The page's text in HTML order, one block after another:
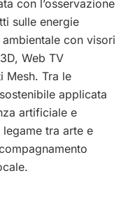
con l’osservazione
sulle energie
con visori
Web TV
Mesh. Tra le
applicata
artificiale e
tra arte e